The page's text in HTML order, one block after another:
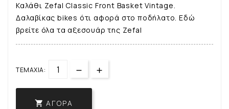
Καλάθι Zefal Classic Front Basket Vintage.
Δαλαβίκας bikes ότι αφορά στο ποδήλατο. Εδώ
βρείτε όλα τα αξεσουάρ της Zefal
ΤΕΜΆΧΙΑ:
 ΑΓΟΡΆ